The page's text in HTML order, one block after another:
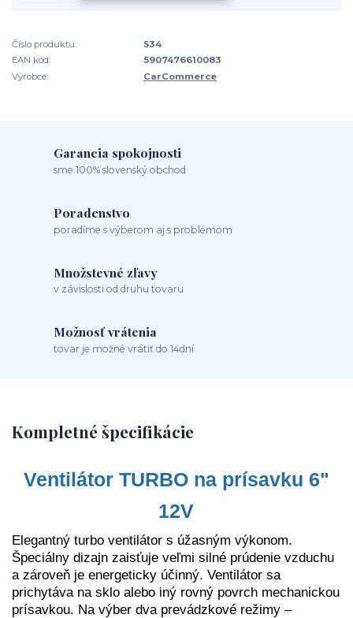
Číslo produktu:
534
EAN kód:
5907476610083
Výrobce:
CarCommerce
Garancia spokojnosti
sme 100% slovenský obchod
Poradenstvo
poradíme s výberom aj s problémom
Množstevné zľavy
v závislosti od druhu tovaru
Možnosť vrátenia
tovar je možné vrátiť do 14dní
Kompletné špecifikácie
Ventilátor TURBO na prísavku 6"
12V
Elegantný turbo ventilátor s úžasným výkonom.
Špeciálny dizajn zaisťuje veľmi silné prúdenie vzduchu
a zároveň je energeticky účinný. Ventilátor sa
prichytáva na sklo alebo iný rovný povrch mechanickou
prísavkou. Na výber dva prevádzkové režimy –